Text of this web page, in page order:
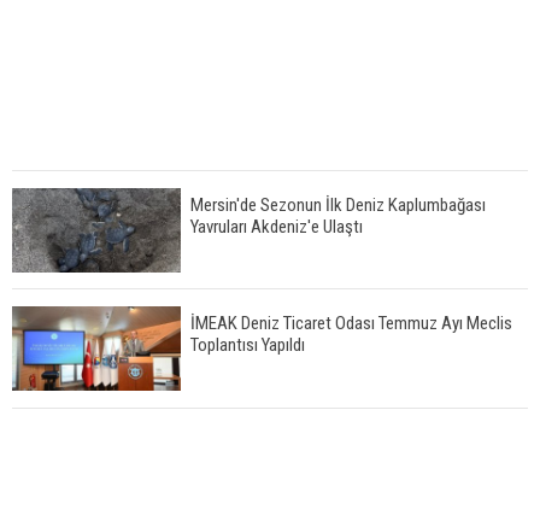
Mersin'de Sezonun İlk Deniz Kaplumbağası
Yavruları Akdeniz'e Ulaştı
İMEAK Deniz Ticaret Odası Temmuz Ayı Meclis
Toplantısı Yapıldı